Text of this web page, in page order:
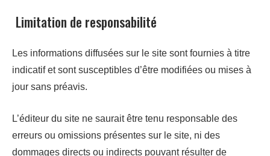
Limitation de responsabilité
Les informations diffusées sur le site sont fournies à titre
indicatif et sont susceptibles d’être modifiées ou mises à
jour sans préavis.
L’éditeur du site ne saurait être tenu responsable des
erreurs ou omissions présentes sur le site, ni des
dommages directs ou indirects pouvant résulter de